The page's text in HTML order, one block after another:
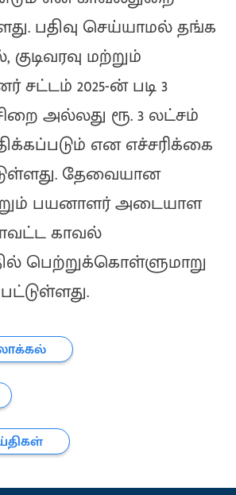
பதிவு செய்யாமல் தங்க
மற்றும்
சட்டம் 2025-ன் படி 3
அல்லது ரூ. 3 லட்சம்
என எச்சரிக்கை
தேவையான
பயனாளர் அடையாள
காவல்
பெற்றுக்கொள்ளுமாறு